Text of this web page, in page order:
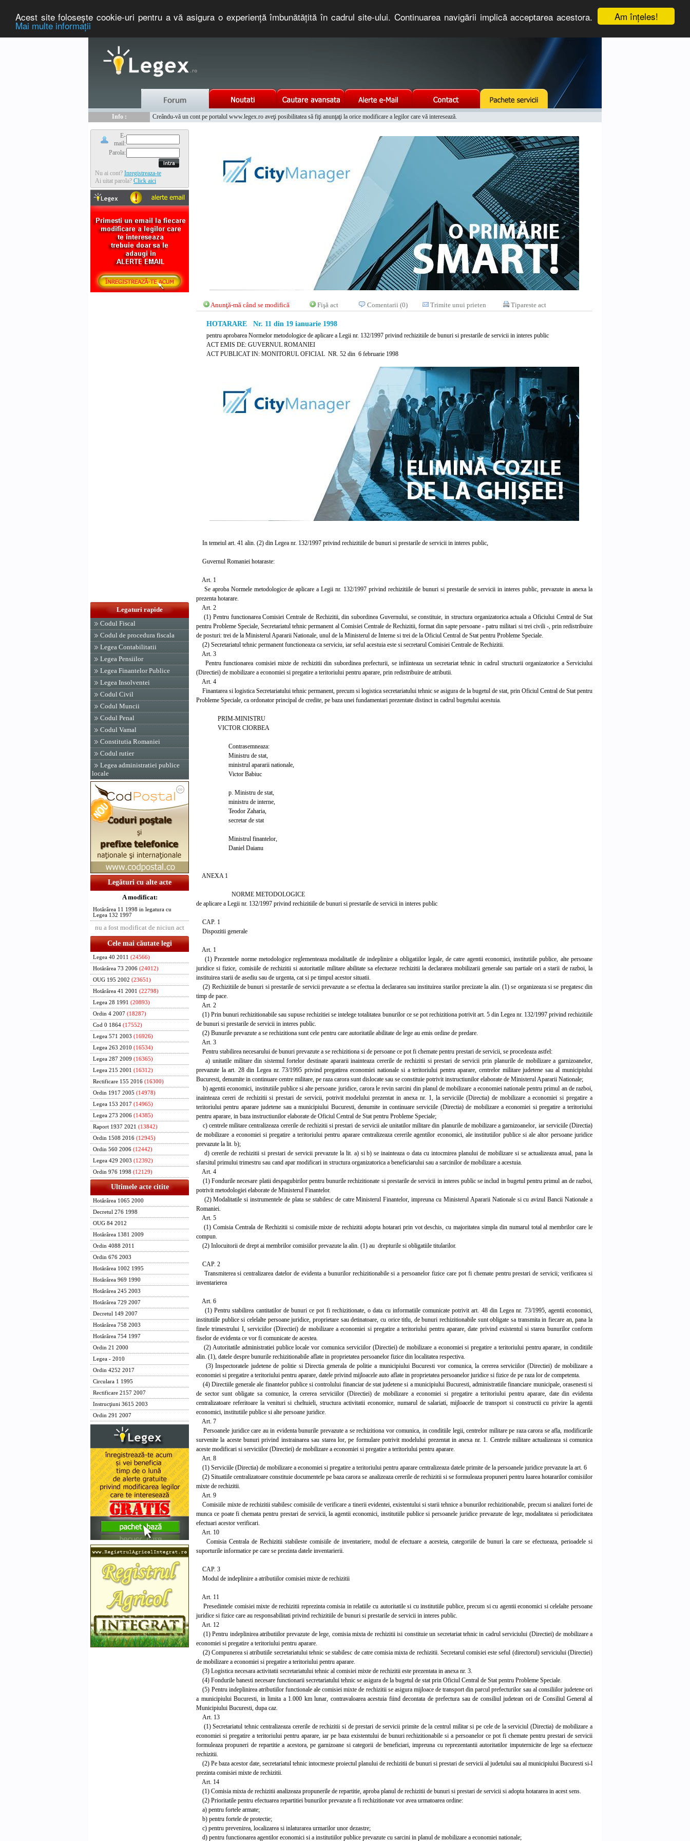
Am înţeles!
Acest site foloseşte cookie-uri pentru a vă asigura o experienţă îmbunătăţită în cadrul site-ului. Continuarea navigării implică acceptarea acestora.
Mai multe informaţii
Info :
Creându-vă un cont pe portalul www.legex.ro aveţi posibilitatea să fiţi anunţaţi la orice modificare a legilor care vă interesează.
E-
mail:
Parola:
Nu ai cont? Inregistreaza-te
Ai uitat parola? Click aici
Legaturi rapide
Codul Fiscal
Codul de procedura fiscala
Legea Contabilitatii
Legea Pensiilor
Legea Finantelor Publice
Legea Insolventei
Codul Civil
Codul Muncii
Codul Penal
Codul Vamal
Constitutia Romaniei
Codul rutier
Legea administratiei publice
locale
Legături cu alte acte
A modificat:
Hotărârea 11 1998 in legatura cu
Legea 132 1997
nu a fost modificat de niciun act
Cele mai căutate legi
Legea 40 2011 (24566)
Hotărârea 73 2006 (24012)
OUG 195 2002 (23651)
Hotărârea 41 2001 (22798)
Legea 28 1991 (20893)
Ordin 4 2007 (18287)
Cod 0 1864 (17552)
Legea 571 2003 (16926)
Legea 263 2010 (16534)
Legea 287 2009 (16365)
Legea 215 2001 (16312)
Rectificare 155 2016 (16300)
Ordin 1917 2005 (14978)
Legea 153 2017 (14965)
Legea 273 2006 (14385)
Raport 1937 2021 (13842)
Ordin 1508 2016 (12945)
Ordin 560 2006 (12442)
Legea 429 2003 (12392)
Ordin 976 1998 (12129)
Ultimele acte citite
Hotărârea 1065 2000
Decretul 276 1998
OUG 84 2012
Hotărârea 1381 2009
Ordin 4088 2011
Ordin 676 2003
Hotărârea 1002 1995
Hotărârea 969 1990
Hotărârea 245 2003
Hotărârea 729 2007
Decretul 149 2007
Hotărârea 758 2003
Hotărârea 754 1997
Ordin 21 2000
Legea - 2010
Ordin 4252 2017
Circulara 1 1995
Rectificare 2157 2007
Instrucţiuni 3615 2003
Ordin 291 2007
Anunţă-mă când se modifică Fişă act Comentarii (0) Trimite unui prieten Tipareste act
HOTARARE Nr. 11 din 19 ianuarie 1998
pentru aprobarea Normelor metodologice de aplicare a Legii nr. 132/1997 privind rechizitiile de bunuri si prestarile de servicii in interes public
ACT EMIS DE: GUVERNUL ROMANIEI
ACT PUBLICAT IN: MONITORUL OFICIAL NR. 52 din 6 februarie 1998
In temeiul art. 41 alin. (2) din Legea nr. 132/1997 privind rechizitiile de bunuri si prestarile de servicii in interes public,
Guvernul Romaniei hotaraste:
Art. 1
Se aproba Normele metodologice de aplicare a Legii nr. 132/1997 privind rechizitiile de bunuri si prestarile de servicii in interes public, prevazute in anexa la
prezenta hotarare.
Art. 2
(1) Pentru functionarea Comisiei Centrale de Rechizitii, din subordinea Guvernului, se constituie, in structura organizatorica actuala a Oficiului Central de Stat
pentru Probleme Speciale, Secretariatul tehnic permanent al Comisiei Centrale de Rechizitii, format din sapte persoane - patru militari si trei civili -, prin redistribuire
de posturi: trei de la Ministerul Apararii Nationale, unul de la Ministerul de Interne si trei de la Oficiul Central de Stat pentru Probleme Speciale.
(2) Secretariatul tehnic permanent functioneaza ca serviciu, iar seful acestuia este si secretarul Comisiei Centrale de Rechizitii.
Art. 3
Pentru functionarea comisiei mixte de rechizitii din subordinea prefecturii, se infiinteaza un secretariat tehnic in cadrul structurii organizatorice a Serviciului
(Directiei) de mobilizare a economiei si pregatire a teritoriului pentru aparare, prin redistribuire de atributii.
Art. 4
Finantarea si logistica Secretariatului tehnic permanent, precum si logistica secretariatului tehnic se asigura de la bugetul de stat, prin Oficiul Central de Stat pentru
Probleme Speciale, ca ordonator principal de credite, pe baza unei fundamentari prezentate distinct in cadrul bugetului acestuia.
PRIM-MINISTRU
VICTOR CIORBEA
Contrasemneaza:
Ministru de stat,
ministrul apararii nationale,
Victor Babiuc
p. Ministru de stat,
ministru de interne,
Teodor Zaharia,
secretar de stat
Ministrul finantelor,
Daniel Daianu
ANEXA 1
NORME METODOLOGICE
de aplicare a Legii nr. 132/1997 privind rechizitiile de bunuri si prestarile de servicii in interes public
CAP. 1
Dispozitii generale
Art. 1
(1) Prezentele norme metodologice reglementeaza modalitatile de indeplinire a obligatiilor legale, de catre agentii economici, institutiile publice, alte persoane
juridice si fizice, comisiile de rechizitii si autoritatile militare abilitate sa efectueze rechizitii la declararea mobilizarii generale sau partiale ori a starii de razboi, la
instituirea starii de asediu sau de urgenta, cat si pe timpul acestor situatii.
(2) Rechizitiile de bunuri si prestarile de servicii prevazute a se efectua la declararea sau instituirea starilor precizate la alin. (1) se organizeaza si se pregatesc din
timp de pace.
Art. 2
(1) Prin bunuri rechizitionabile sau supuse rechizitiei se intelege totalitatea bunurilor ce se pot rechizitiona potrivit art. 5 din Legea nr. 132/1997 privind rechizitiile
de bunuri si prestarile de servicii in interes public.
(2) Bunurile prevazute a se rechizitiona sunt cele pentru care autoritatile abilitate de lege au emis ordine de predare.
Art. 3
Pentru stabilirea necesarului de bunuri prevazute a se rechizitiona si de persoane ce pot fi chemate pentru prestari de servicii, se procedeaza astfel:
a) unitatile militare din sistemul fortelor destinate apararii inainteaza cererile de rechizitii si prestari de servicii prin planurile de mobilizare a garnizoanelor,
prevazute la art. 28 din Legea nr. 73/1995 privind pregatirea economiei nationale si a teritoriului pentru aparare, centrelor militare judetene sau al municipiului
Bucuresti, denumite in continuare centre militare, pe raza carora sunt dislocate sau se constituie potrivit instructiunilor elaborate de Ministerul Apararii Nationale;
b) agentii economici, institutiile publice si alte persoane juridice, carora le revin sarcini din planul de mobilizare a economiei nationale pentru primul an de razboi,
inainteaza cereri de rechizitii si prestari de servicii, potrivit modelului prezentat in anexa nr. 1, la serviciile (Directia) de mobilizare a economiei si pregatire a
teritoriului pentru aparare judetene sau a municipiului Bucuresti, denumite in continuare serviciile (Directia) de mobilizare a economiei si pregatire a teritoriului
pentru aparare, in baza instructiunilor elaborate de Oficiul Central de Stat pentru Probleme Speciale;
c) centrele militare centralizeaza cererile de rechizitii si prestari de servicii ale unitatilor militare din planurile de mobilizare a garnizoanelor, iar serviciile (Directia)
de mobilizare a economiei si pregatire a teritoriului pentru aparare centralizeaza cererile agentilor economici, ale institutiilor publice si ale altor persoane juridice
prevazute la lit. b);
d) cererile de rechizitii si prestari de servicii prevazute la lit. a) si b) se inainteaza o data cu intocmirea planului de mobilizare si se actualizeaza anual, pana la
sfarsitul primului trimestru sau cand apar modificari in structura organizatorica a beneficiarului sau a sarcinilor de mobilizare a acestuia.
Art. 4
(1) Fondurile necesare platii despagubirilor pentru bunurile rechizitionate si prestarile de servicii in interes public se includ in bugetul pentru primul an de razboi,
potrivit metodologiei elaborate de Ministerul Finantelor.
(2) Modalitatile si instrumentele de plata se stabilesc de catre Ministerul Finantelor, impreuna cu Ministerul Apararii Nationale si cu avizul Bancii Nationale a
Romaniei.
Art. 5
(1) Comisia Centrala de Rechizitii si comisiile mixte de rechizitii adopta hotarari prin vot deschis, cu majoritatea simpla din numarul total al membrilor care le
compun.
(2) Inlocuitorii de drept ai membrilor comisiilor prevazute la alin. (1) au drepturile si obligatiile titularilor.
CAP. 2
Transmiterea si centralizarea datelor de evidenta a bunurilor rechizitionabile si a persoanelor fizice care pot fi chemate pentru prestari de servicii; verificarea si
inventarierea
Art. 6
(1) Pentru stabilirea cantitatilor de bunuri ce pot fi rechizitionate, o data cu informatiile comunicate potrivit art. 48 din Legea nr. 73/1995, agentii economici,
institutiile publice si celelalte persoane juridice, proprietare sau detinatoare, cu orice titlu, de bunuri rechizitionabile sunt obligate sa transmita in fiecare an, pana la
finele trimestrului I, serviciilor (Directiei) de mobilizare a economiei si pregatire a teritoriului pentru aparare, date privind existentul si starea bunurilor conform
fiselor de evidenta ce vor fi comunicate de acestea.
(2) Autoritatile administratiei publice locale vor comunica serviciilor (Directiei) de mobilizare a economiei si pregatire a teritoriului pentru aparare, in conditiile
alin. (1), datele despre bunurile rechizitionabile aflate in proprietatea persoanelor fizice din localitatea respectiva.
(3) Inspectoratele judetene de politie si Directia generala de politie a municipiului Bucuresti vor comunica, la cererea serviciilor (Directiei) de mobilizare a
economiei si pregatire a teritoriului pentru aparare, datele privind mijloacele auto aflate in proprietatea persoanelor juridice si fizice de pe raza lor de competenta.
(4) Directiile generale ale finantelor publice si controlului financiar de stat judetene si a municipiului Bucuresti, administratiile financiare municipale, orasenesti si
de sector sunt obligate sa comunice, la cererea serviciilor (Directiei) de mobilizare a economiei si pregatire a teritoriului pentru aparare, date din evidenta
centralizatoare referitoare la venituri si cheltuieli, structura activitatii economice, numarul de salariati, mijloacele de transport si constructii cu privire la agentii
economici, institutiile publice si alte persoane juridice.
Art. 7
Persoanele juridice care au in evidenta bunurile prevazute a se rechizitiona vor comunica, in conditiile legii, centrelor militare pe raza carora se afla, modificarile
survenite la aceste bunuri privind instrainarea sau starea lor, pe formulare potrivit modelului prezentat in anexa nr. 1. Centrele militare actualizeaza si comunica
aceste modificari si serviciilor (Directiei) de mobilizare a economiei si pregatire a teritoriului pentru aparare.
Art. 8
(1) Serviciile (Directia) de mobilizare a economiei si pregatire a teritoriului pentru aparare centralizeaza datele primite de la persoanele juridice prevazute la art. 6
(2) Situatiile centralizatoare constituie documentele pe baza carora se analizeaza cererile de rechizitii si se formuleaza propuneri pentru luarea hotararilor comisiilor
mixte de rechizitii.
Art. 9
Comisiile mixte de rechizitii stabilesc comisiile de verificare a tinerii evidentei, existentului si starii tehnice a bunurilor rechizitionabile, precum si analizei fortei de
munca ce poate fi chemata pentru prestari de servicii, la agentii economici, institutiile publice si persoanele juridice prevazute de lege, modalitatea si periodicitatea
efectuari acestor verificari.
Art. 10
Comisia Centrala de Rechizitii stabileste comisiile de inventariere, modul de efectuare a acesteia, categoriile de bunuri la care se efectueaza, perioadele si
suporturile informatice pe care se prezinta datele inventarierii.
CAP. 3
Modul de indeplinire a atributiilor comisiei mixte de rechizitii
Art. 11
Presedintele comisiei mixte de rechizitii reprezinta comisia in relatiile cu autoritatile si cu institutiile publice, precum si cu agentii economici si celelalte persoane
juridice si fizice care au responsabilitati privind rechizitiile de bunuri si prestarile de servicii in interes public.
Art. 12
(1) Pentru indeplinirea atributiilor prevazute de lege, comisia mixta de rechizitii isi constituie un secretariat tehnic in cadrul serviciului (Directiei) de mobilizare a
economiei si pregatire a teritoriului pentru aparare.
(2) Compunerea si atributiile secretariatului tehnic se stabilesc de catre comisia mixta de rechizitii. Secretarul comisiei este seful (directorul) serviciului (Directiei)
de mobilizare a economiei si pregatire a teritoriului pentru aparare.
(3) Logistica necesara activitatii secretariatului tehnic al comisiei mixte de rechizitii este prezentata in anexa nr. 3.
(4) Fondurile banesti necesare functionarii secretariatului tehnic se asigura de la bugetul de stat prin Oficiul Central de Stat pentru Probleme Speciale.
(5) Pentru indeplinirea atributiilor functionale ale comisiei mixte de rechizitii se asigura mijloace de transport din parcul prefecturilor sau al consiliilor judetene ori
a municipiului Bucuresti, in limita a 1.000 km lunar, contravaloarea acestuia fiind decontata de prefectura sau de consiliul judetean ori de Consiliul General al
Municipiului Bucuresti, dupa caz.
Art. 13
(1) Secretariatul tehnic centralizeaza cererile de rechizitii si de prestari de servicii primite de la centrul militar si pe cele de la serviciul (Directia) de mobilizare a
economiei si pregatire a teritoriului pentru aparare, iar pe baza existentului de bunuri rechizitionabile si a persoanelor ce pot fi chemate pentru prestari de servicii
formuleaza propuneri de repartitie a acestora, pe garnizoane si categorii de beneficiari, impreuna cu reprezentantii autoritatilor imputernicite de lege sa efectueze
rechizitii.
(2) Pe baza acestor date, secretariatul tehnic intocmeste proiectul planului de rechizitii de bunuri si prestari de servicii al judetului sau al municipiului Bucuresti si-l
prezinta comisiei mixte de rechizitii.
Art. 14
(1) Comisia mixta de rechizitii analizeaza propunerile de repartitie, aproba planul de rechizitii de bunuri si prestari de servicii si adopta hotararea in acest sens.
(2) Prioritatile pentru efectuarea repartitiei bunurilor prevazute a fi rechizitionate vor avea urmatoarea ordine:
a) pentru fortele armate;
b) pentru fortele de protectie;
c) pentru prevenirea, localizarea si inlaturarea urmarilor unor dezastre;
d) pentru functionarea agentilor economici si a institutiilor publice prevazute cu sarcini in planul de mobilizare a economiei nationale;